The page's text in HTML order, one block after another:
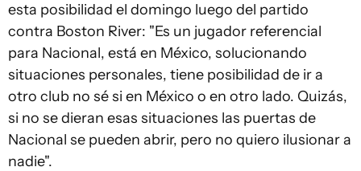
esta posibilidad el domingo luego del partido
contra Boston River: "Es un jugador referencial
para Nacional, está en México, solucionando
situaciones personales, tiene posibilidad de ir a
otro club no sé si en México o en otro lado. Quizás,
si no se dieran esas situaciones las puertas de
Nacional se pueden abrir, pero no quiero ilusionar a
nadie".